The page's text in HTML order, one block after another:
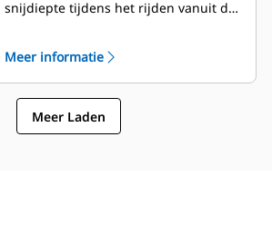
snijdiepte tijdens het rijden vanuit de
Meer informatie
Meer Laden